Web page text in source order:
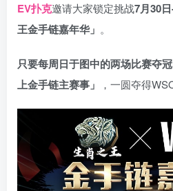
EV扑克邀请大家锁定挑战7月30
王金手链嘉年华」 。
只要每周日于图中的两场比赛夺
上金手链主赛事」
，一圆夺得